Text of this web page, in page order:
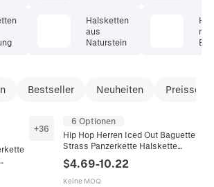
Halsketten
aus
Naturstein
mit
Bestseller Neuheiten
+36
6 Optionen
Hip Hop Herren Iced Out Baguette
Strass Panzerkette Halskette
Legierung Gold Silber Plattiert
Streetwear Schmuck Zubehör
$4.69-10.22
Keine MOQ